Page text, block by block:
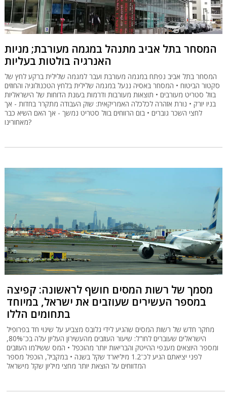
המסחר בתל אביב מתנהל במגמה מעורבת; מניות
האנרגיה בולטות בעליות
המסחר בתל אביב נפתח במגמה מעורבת ועבר למגמה שלילית ברקע לחץ של
סקטור הביטוח • המסחר באסיה ננעל במגמה שלילית בלחץ הטכנולוגיה והחוזים
בוול סטריט מעורבים • תוצאות מעורבות ודרמות בעונת הדוחות של הישראליות
בניו יורק • נורת אזהרה לכלכלה האמריקאית: שוק העבודה מתקרר בחדות - אך
לחצי השכר גוברים • בום הרווחים בוול סטריט נמשך - אך האם השיא כבר
מאחורינו?
מסמך של רשות המסים חושף לראשונה: קפיצה
במספר העשירים שעוזבים את ישראל, במיוחד
בתחומים הללו
מחקר חדש של רשות המסים שהגיע לידי גלובס מצביע על שינוי חד בפרופיל
הישראלים שעוברים לחו"ל: שיעור העוזבים מהעשירון העליון עלה בכ־80%,
ומספר היוצאים מענפי ההייטק והבריאות יותר מהוכפל • המס ששילמו העוזבים
לפני יציאתם הגיע לכ־1.2 מיליארד שקל בשנה • במקביל, הוכפל מספר
המדווחים על הוצאת יותר מחצי מיליון שקל מישראל